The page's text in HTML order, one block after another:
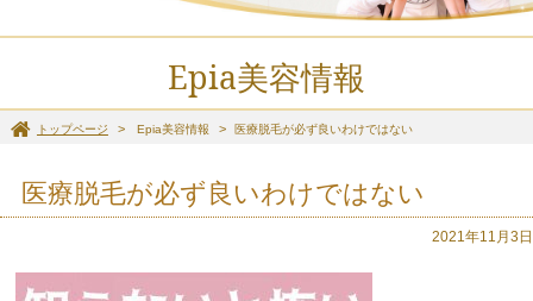
Epia美容情報
トップページ Epia美容情報 医療脱毛が必ず良いわけではない
医療脱毛が必ず良いわけではない
2021年11月3日